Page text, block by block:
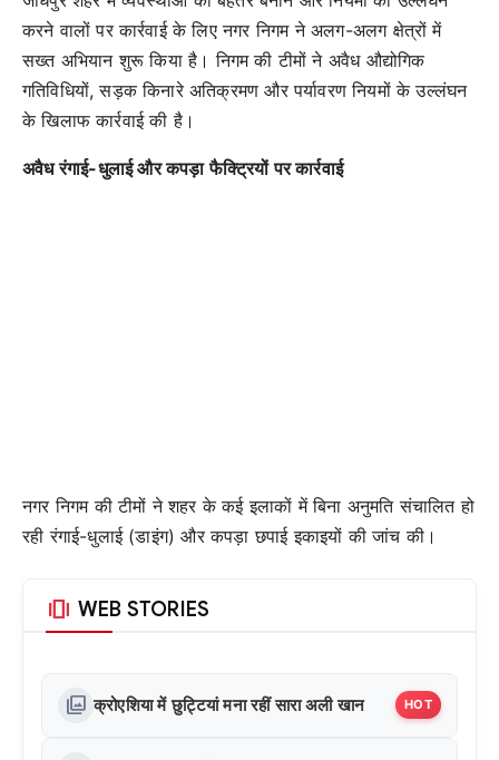
करने वालों पर कार्रवाई के लिए नगर निगम ने अलग-अलग क्षेत्रों में
सख्त अभियान शुरू किया है। निगम की टीमों ने अवैध औद्योगिक
गतिविधियों, सड़क किनारे अतिक्रमण और पर्यावरण नियमों के उल्लंघन
के खिलाफ कार्रवाई की है।
अवैध रंगाई-धुलाई और कपड़ा फैक्ट्रियों पर कार्रवाई
नगर निगम की टीमों ने शहर के कई इलाकों में बिना अनुमति संचालित हो
रही रंगाई-धुलाई (डाइंग) और कपड़ा छपाई इकाइयों की जांच की।
amp_stories WEB STORIES
photo_library क्रोएशिया में छुट्टियां मना रहीं सारा अली खान HOT